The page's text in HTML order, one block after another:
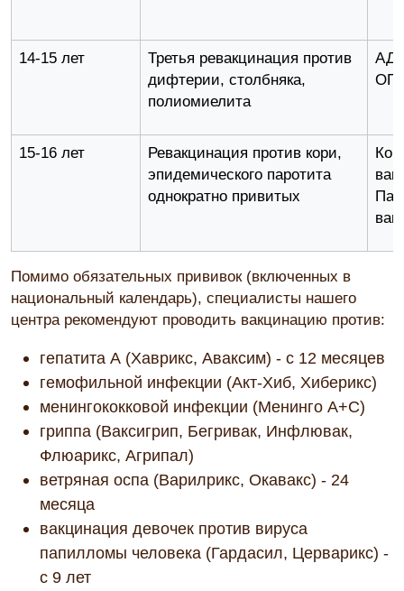
14-15 лет
Третья ревакцинация против
дифтерии, столбняка,
полиомиелита
15-16 лет
Ревакцинация против кори,
эпидемического паротита
однократно привитых
Помимо обязательных прививок (включенных в
национальный календарь), специалисты нашего
центра рекомендуют проводить вакцинацию против:
гепатита А (Хаврикс, Аваксим) - с 12 месяцев
гемофильной инфекции (Акт-Хиб, Хиберикс)
менингококковой инфекции (Менинго А+С)
гриппа (Ваксигрип, Бегривак, Инфлювак,
Флюарикс, Агрипал)
ветряная оспа (Варилрикс, Окавакс) - 24
месяца
вакцинация девочек против вируса
папилломы человека (Гардасил, Церварикс) -
с 9 лет